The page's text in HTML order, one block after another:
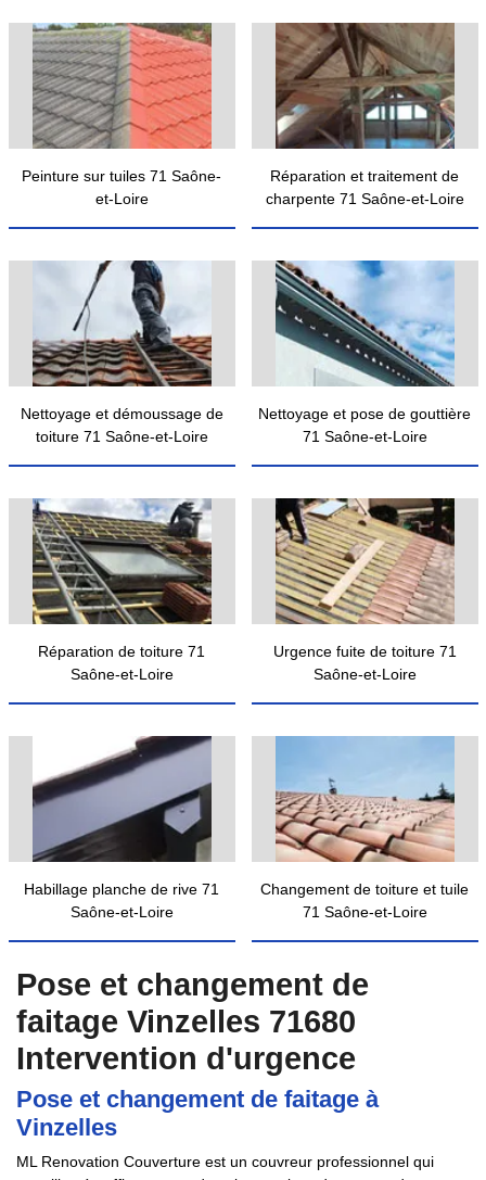
Peinture sur tuiles 71 Saône-
et-Loire
Réparation et traitement de
charpente 71 Saône-et-Loire
Nettoyage et démoussage de
toiture 71 Saône-et-Loire
Nettoyage et pose de gouttière
71 Saône-et-Loire
Réparation de toiture 71
Saône-et-Loire
Urgence fuite de toiture 71
Saône-et-Loire
Habillage planche de rive 71
Saône-et-Loire
Changement de toiture et tuile
71 Saône-et-Loire
Pose et changement de
faitage Vinzelles 71680
Intervention d'urgence
Pose et changement de faitage à
Vinzelles
ML Renovation Couverture est un couvreur professionnel qui